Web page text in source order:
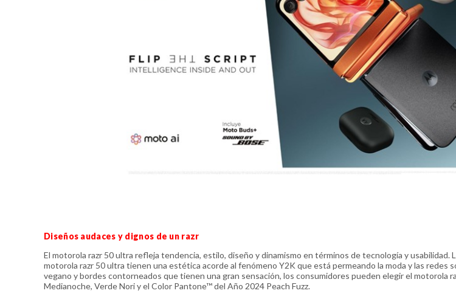
Diseños audaces y dignos de un razr
El motorola razr 50 ultra refleja tendencia, estilo, diseño y dinamismo en términos de tecnología y usabilidad.
motorola razr 50 ultra tienen una estética acorde al fenómeno Y2K que está permeando la moda y las redes
vegano y bordes contorneados que tienen una gran sensación, los consumidores pueden elegir el motorola
Medianoche, Verde Nori y el Color Pantone™ del Año 2024 Peach Fuzz.